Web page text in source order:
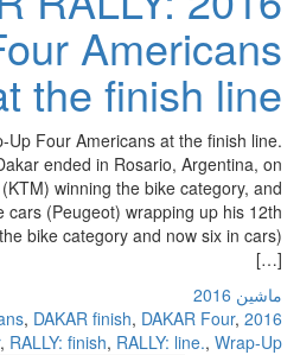
Americans
at the finish line.
Up Four Americans at the finish line.
ended in Rosario, Argentina, on
(KTM) winning the bike category, and
cars (Peugeot) wrapping up his 12th
[…]
ماشین 2016
2016 finish
,DAKAR finish,DAKAR Four,
,RALLY: finish,RALLY: line.,Wrap-Up